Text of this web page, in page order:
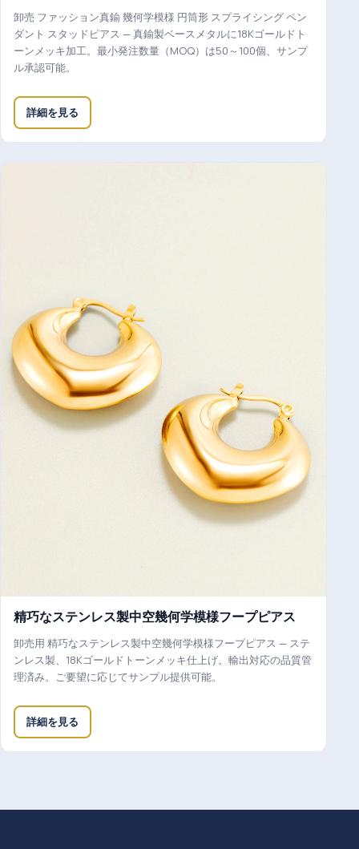
卸売 ファッション真鍮 幾何学模様 円筒形 スプライシング ペン
ダント スタッドピアス — 真鍮製ベースメタルに18Kゴールドト
ーンメッキ加工。最小発注数量（MOQ）は50～100個、サンプ
ル承認可能。
詳細を見る
精巧なステンレス製中空幾何学模様フープピアス
卸売用 精巧なステンレス製中空幾何学模様フープピアス — ステ
ンレス製、18Kゴールドトーンメッキ仕上げ。輸出対応の品質管
理済み。ご要望に応じてサンプル提供可能。
詳細を見る